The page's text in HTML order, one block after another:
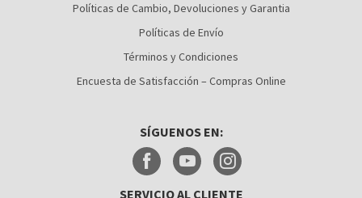
Políticas de Cambio, Devoluciones y Garantia
Políticas de Envío
Términos y Condiciones
Encuesta de Satisfacción – Compras Online
SÍGUENOS EN:
SERVICIO AL CLIENTE